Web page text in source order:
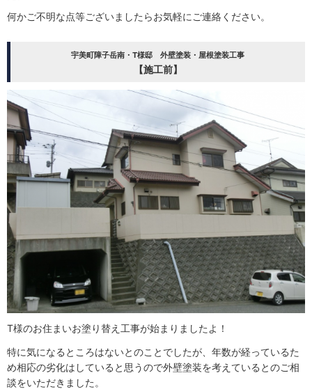
何かご不明な点等ございましたらお気軽にご連絡ください。
宇美町障子岳南・T様邸 外壁塗装・屋根塗装工事
【施工前】
T様のお住まいお塗り替え工事が始まりましたよ！
特に気になるところはないとのことでしたが、年数が経っているた
め相応の劣化はしていると思うので外壁塗装を考えているとのご相
談をいただきました。